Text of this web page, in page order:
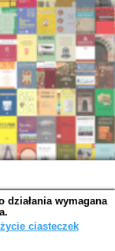
działania wymagana
ciasteczek